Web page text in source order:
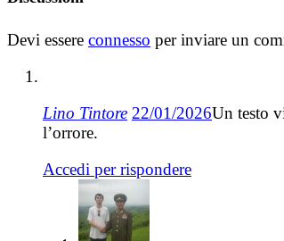
Devi essere connesso per inviare un
Lino Tintore 22/01/2026Un testo
l’orrore.
Accedi per rispondere